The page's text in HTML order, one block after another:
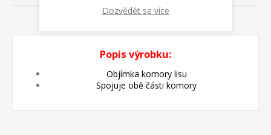
Popis výrobku:
Objímka komory lisu
Spojuje obě části komory
Dozvědět se více